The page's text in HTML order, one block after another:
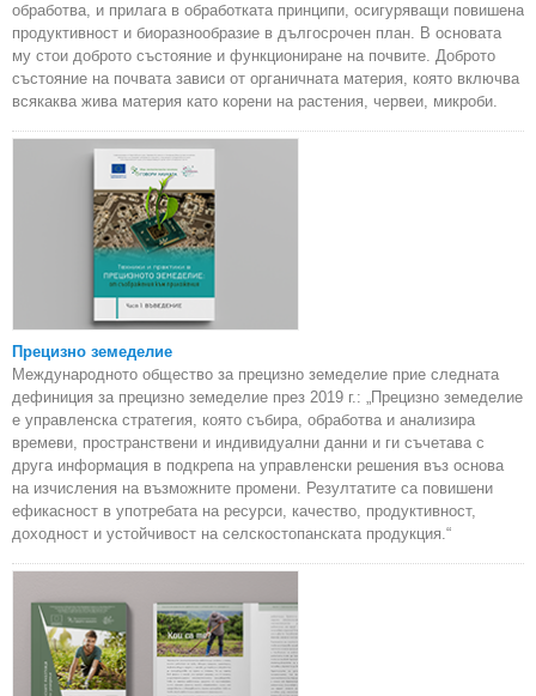
обработва, и прилага в обработката принципи, осигуряващи повишена
продуктивност и биоразнообразие в дългосрочен план. В основата
му стои доброто състояние и функциониране на почвите. Доброто
състояние на почвата зависи от органичната материя, която включва
всякаква жива материя като корени на растения, червеи, микроби.
Прецизно земеделие
Международното общество за прецизно земеделие прие следната
дефиниция за прецизно земеделие през 2019 г.: „Прецизно земеделие
е управленска стратегия, която събира, обработва и анализира
времеви, пространствени и индивидуални данни и ги съчетава с
друга информация в подкрепа на управленски решения въз основа
на изчисления на възможните промени. Резултатите са повишени
ефикасност в употребата на ресурси, качество, продуктивност,
доходност и устойчивост на селскостопанската продукция.“